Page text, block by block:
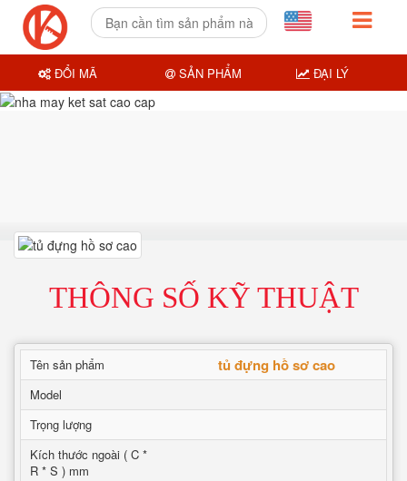
THÔNG SỐ KỸ THUẬT
Tên sản phẩm tủ đựng hồ sơ cao
Model
Trọng lượng
Kích thước ngoài ( C *
R * S ) mm
ĐỔI MÃ SẢN PHẨM ĐẠI LÝ